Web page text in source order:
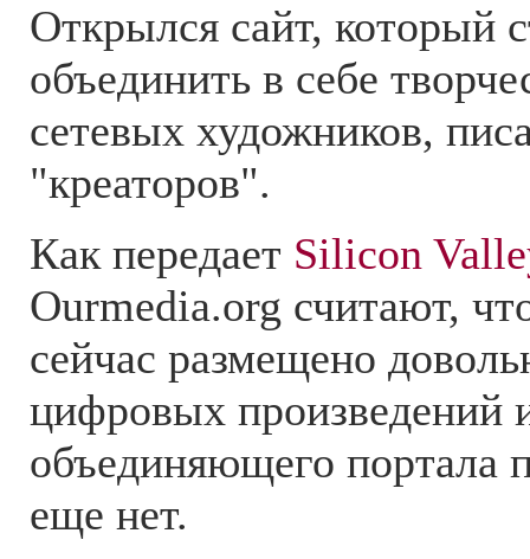
Открылся сайт, который
объединить в себе
сетевых художников,
"креаторов".
Как передает Silicon
Ourmedia.org считают,
сейчас размещено
цифровых произведений
объединяющего портала
еще нет.